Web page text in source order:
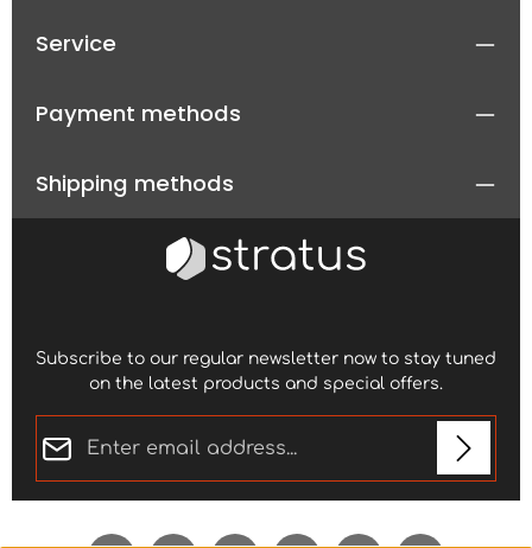
Service
Payment methods
Shipping methods
Subscribe to our regular newsletter now to stay tuned
on the latest products and special offers.
Privacy
By selecting continue you confirm that you have